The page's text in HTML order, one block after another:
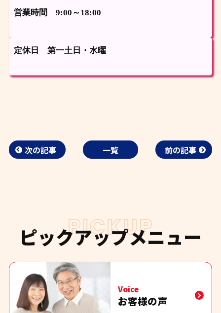
営業時間 9:00～18:00
定休日 第一土日・水曜
次の記事 一覧 前の記事
PICKUP
ピックアップメニュー
Voice
お客様の声